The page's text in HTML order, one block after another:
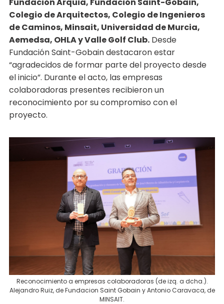
Fundación Arquia, Fundación Saint-Gobain,
Colegio de Arquitectos, Colegio de Ingenieros
de Caminos, Minsait, Universidad de Murcia,
Aemedsa, OHLA y Valle Golf Club.Desde
Fundación Saint-Gobain destacaron estar
“agradecidos de formar parte del proyecto desde
el inicio”. Durante el acto, las empresas
colaboradoras presentes recibieron un
reconocimiento por su compromiso con el
proyecto.
Reconocimiento a empresas colaboradoras (de izq. a dcha.).
Alejandro Ruiz, de Fundacion Saint Gobain y Antonio Caravaca, de
MINSAIT.